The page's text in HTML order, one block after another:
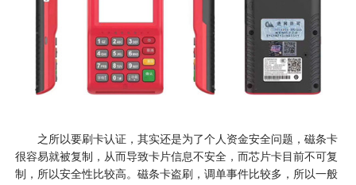
之所以要刷卡认证，其实还是为了个人资金安全问题，磁条卡
很容易就被复制，从而导致卡片信息不安全，而芯片卡目前不可复
制，所以安全性比较高。磁条卡盗刷，调单事件比较多，所以一般